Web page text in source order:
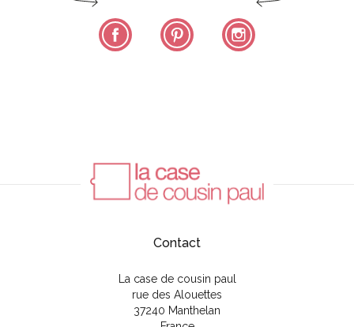
Facebook Pinterest
Contact
La case de cousin paul
rue des Alouettes
37240 Manthelan